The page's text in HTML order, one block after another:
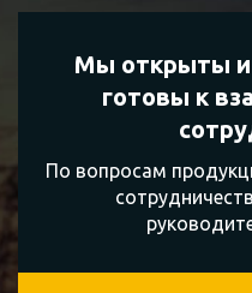
Мы открыты и
готовы к
По вопросам